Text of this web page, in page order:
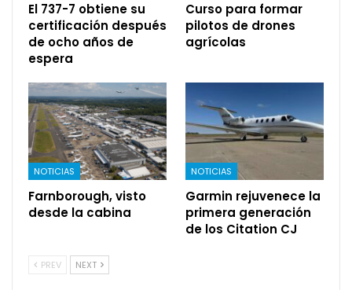
El 737-7 obtiene su
certificación después
de ocho años de
espera
Curso para formar
pilotos de drones
agrícolas
NOTICIAS
Farnborough, visto
desde la cabina
NOTICIAS
Garmin rejuvenece la
primera generación
de los Citation CJ
PREV NEXT